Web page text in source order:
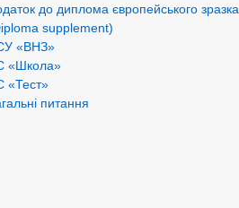
до диплома європейського зразка
supplement)
«ВНЗ»
«Школа»
«Тест»
питання